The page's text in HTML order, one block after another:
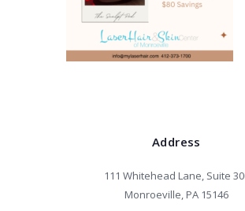
Address
111 Whitehead Lane, Suite
Monroeville, PA 15146